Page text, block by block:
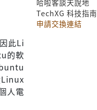
此Li
的軟
人電
哈啦客談天說地
TechXG 科技指南
申請交換連結